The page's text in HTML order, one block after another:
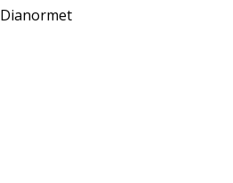
Dianormet